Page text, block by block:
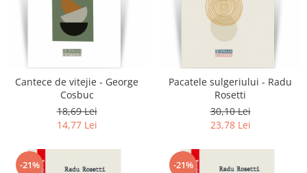
Cantece de vitejie - George
Cosbuc
18,69 Lei
14,77 Lei
Pacatele sulgeriului - Radu
Rosetti
30,10 Lei
23,78 Lei
-21% -21%